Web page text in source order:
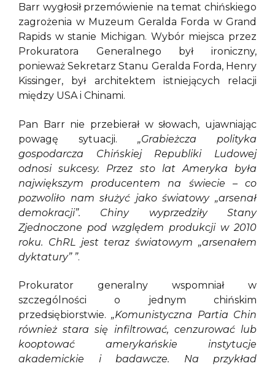
Barr wygłosił przemówienie na temat chińskiego
zagrożenia w Muzeum Geralda Forda w Grand
Rapids w stanie Michigan. Wybór miejsca przez
Prokuratora Generalnego był ironiczny,
ponieważ Sekretarz Stanu Geralda Forda, Henry
Kissinger, był architektem istniejących relacji
między USA i Chinami.
Pan Barr nie przebierał w słowach, ujawniając
powagę sytuacji. „Grabieżcza polityka
gospodarcza Chińskiej Republiki Ludowej
odnosi sukcesy. Przez sto lat Ameryka była
największym producentem na świecie – co
pozwoliło nam służyć jako światowy „arsenał
demokracji”. Chiny wyprzedziły Stany
Zjednoczone pod względem produkcji w 2010
roku. ChRL jest teraz światowym „arsenałem
dyktatury” ”.
Prokurator generalny wspomniał w
szczególności o jednym chińskim
przedsiębiorstwie.„Komunistyczna Partia Chin
również stara się infiltrować, cenzurować lub
kooptować amerykańskie instytucje
akademickie i badawcze. Na przykład